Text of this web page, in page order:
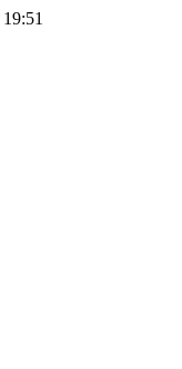
19:51